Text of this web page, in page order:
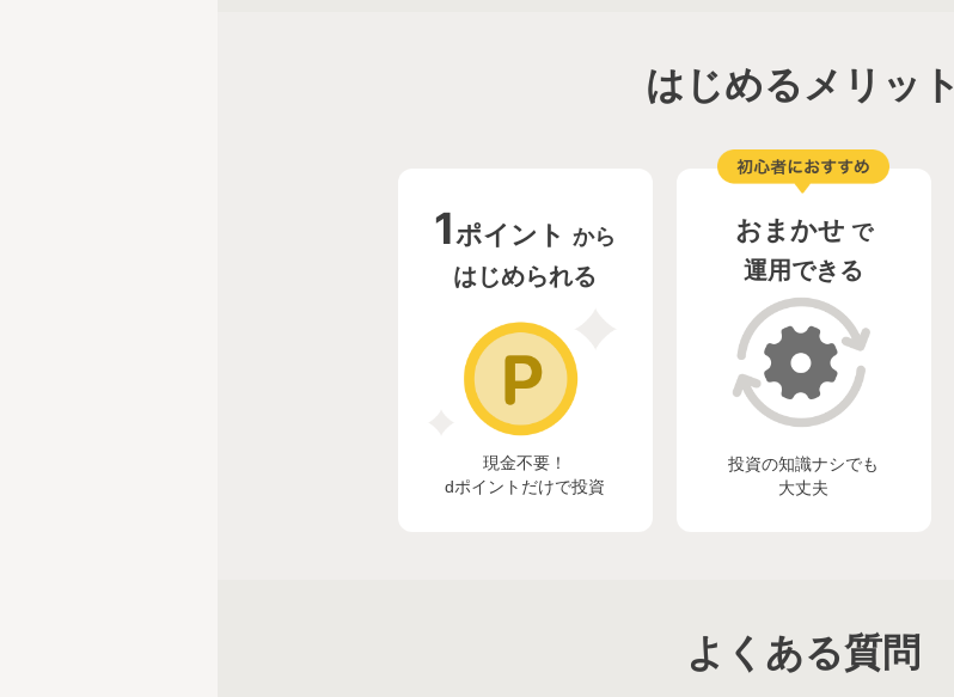
はじめるメリット
1ポイント から
はじめられる
現金不要！
dポイントだけで投資
おまかせ で
運用できる
投資の知識ナシでも
大丈夫
よくある質問